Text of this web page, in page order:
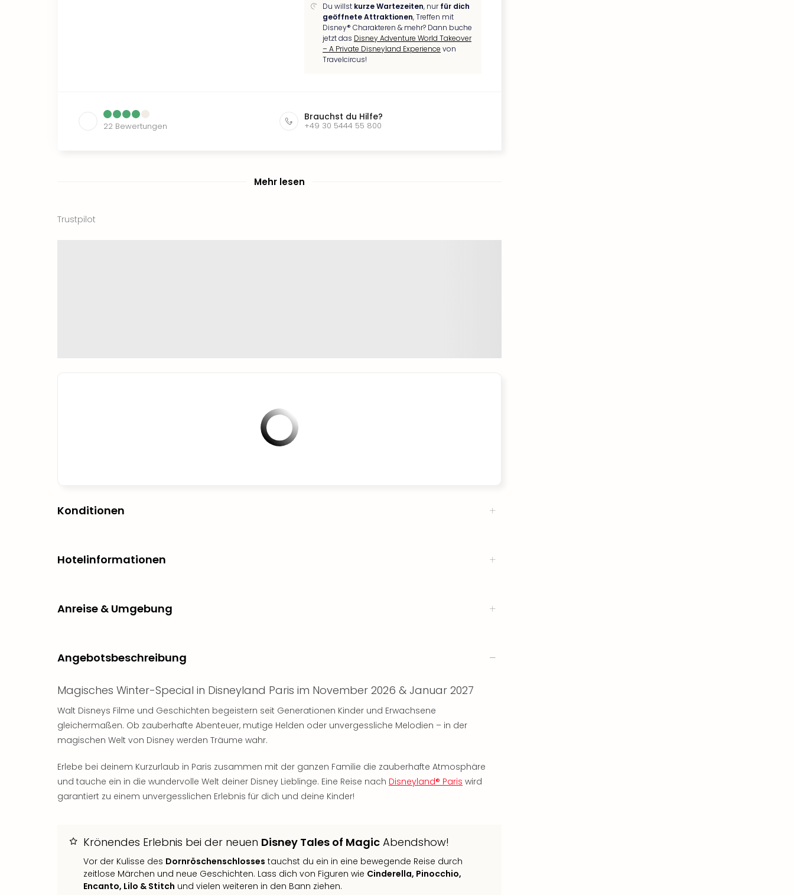
Du willst kurze Wartezeiten, nurfür dich
geöffnete Attraktionen, Treffen mit
Disney® Charakteren & mehr? Dann buche
jetzt das Disney Adventure World Takeover
– A Private Disneyland Experience von
Travelcircus!
22 Bewertungen
Brauchst du Hilfe?
+49 30 5444 55 800
Mehr lesen
Trustpilot
Konditionen
Hotelinformationen
Anreise & Umgebung
Angebotsbeschreibung
Magisches Winter-Special in Disneyland Paris im November 2026 & Januar 2027
Walt Disneys Filme und Geschichten begeistern seit Generationen Kinder und Erwachsene
gleichermaßen. Ob zauberhafte Abenteuer, mutige Helden oder unvergessliche Melodien – in der
magischen Welt von Disney werden Träume wahr.
Erlebe bei deinem Kurzurlaub in Paris zusammen mit der ganzen Familie die zauberhafte Atmosphäre
und tauche ein in die wundervolle Welt deiner Disney Lieblinge. Eine Reise nach Disneyland® Paris wird
garantiert zu einem unvergesslichen Erlebnis für dich und deine Kinder!
Krönendes Erlebnis bei der neuen Disney Tales of Magic Abendshow!
Vor der Kulisse des Dornröschenschlosses tauchst du ein in eine bewegende Reise durch
zeitlose Märchen und neue Geschichten. Lass dich von Figuren wie Cinderella, Pinocchio,
Encanto, Lilo & Stitch und vielen weiteren in den Bann ziehen.